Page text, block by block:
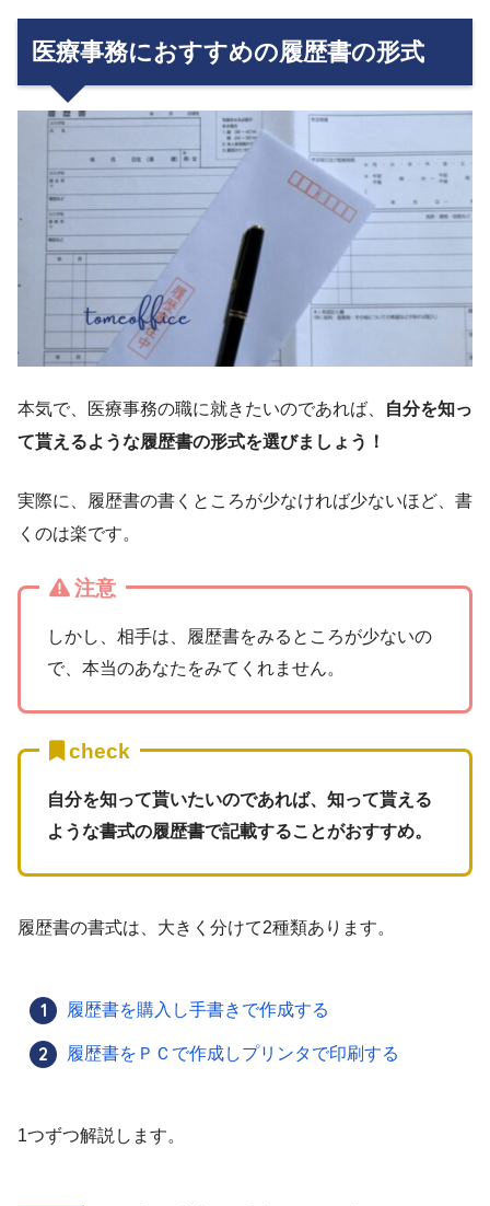
医療事務におすすめの履歴書の形式
本気で、医療事務の職に就きたいのであれば、
自分を知っ
て貰えるような履歴書の形式を選びましょう！
実際に、履歴書の書くところが少なければ少ないほど、書
くのは楽です。
注意
しかし、相手は、履歴書をみるところが少ないの
で、本当のあなたをみてくれません。
check
自分を知って貰いたいのであれば、知って貰える
ような書式の履歴書で記載することがおすすめ。
履歴書の書式は、大きく分けて2種類あります。
履歴書を購入し手書きで作成する
履歴書をＰＣで作成しプリンタで印刷する
1つずつ解説します。